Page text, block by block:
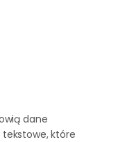
dane
które